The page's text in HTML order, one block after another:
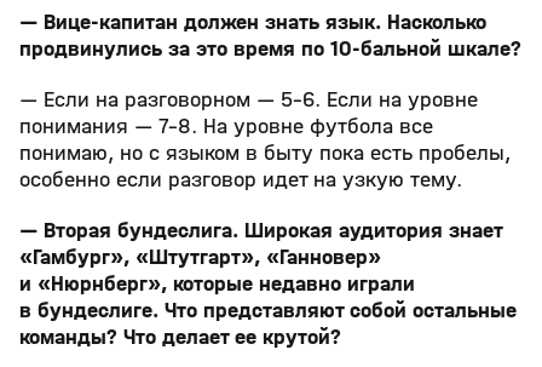
— Вице-капитан должен знать язык. Насколько
продвинулись за это время по 10-бальной шкале?
— Если на разговорном — 5-6. Если на уровне
понимания — 7-8. На уровне футбола все
понимаю, но с языком в быту пока есть пробелы,
особенно если разговор идет на узкую тему.
— Вторая бундеслига. Широкая аудитория знает
«Гамбург», «Штутгарт», «Ганновер»
и «Нюрнберг», которые недавно играли
в бундеслиге. Что представляют собой остальные
команды? Что делает ее крутой?